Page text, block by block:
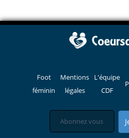
Foot
féminin
Mentions
légales
L'équipe
CDF